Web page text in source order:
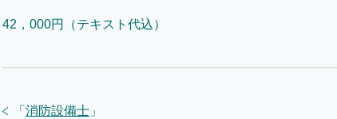
42，000円（テキスト代込）
「 消防設備士 」